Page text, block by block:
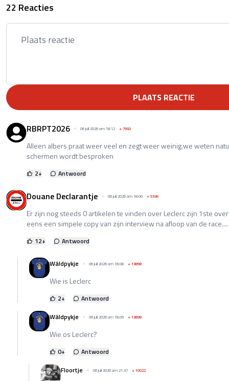
22 Reacties
PLAATS REACTIE
RBRPT2026 06 juli 2026 om 18:12 +7950
Alleen albers praat weer veel en zegt weer weinig.we weten
schermen wordt besproken
2+ Antwoord
Douane Declarantje 06 juli 2026 om 18:00 +5336
Er zijn nog steeds 0 artikelen te vinden over Leclerc zijn 1ste
eens een simpele copy van zijn interview na afloop van de race....
12+ Antwoord
Wâldpykje 06 juli 2026 om 18:08 +13898
Wie is Leclerc
2+
Antwoord
Wâldpykje
06 juli 2026 om 18:09 +13898
Wie os Leclerc?
0+
Antwoord
Floortje
06 juli 2026 om 21:37 +10022